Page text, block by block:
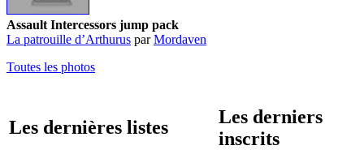
Assault Intercessors jump pack
La patrouille d’Arthurus parMordaven
Toutes les photos
Les dernières listes
Les derniers
inscrits